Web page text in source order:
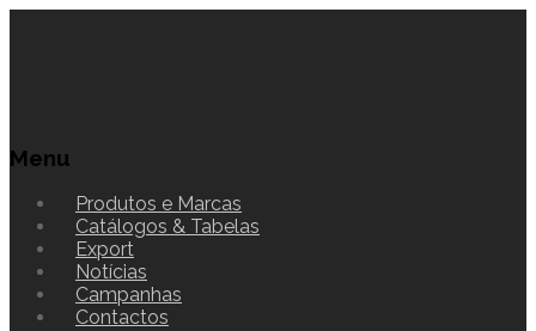
Menu
Produtos e Marcas
Catálogos & Tabelas
Export
Notícias
Campanhas
Contactos